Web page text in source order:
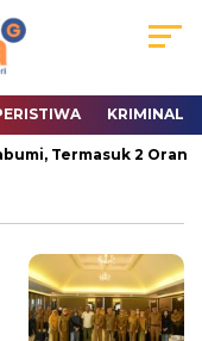
KRIMINAL
Termasuk 2 Orang